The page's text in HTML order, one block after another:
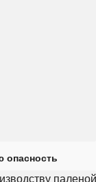
опасность